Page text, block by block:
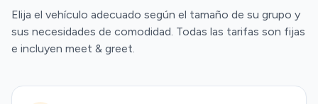
Elija el vehículo adecuado según el tamaño de su grupo y
sus necesidades de comodidad. Todas las tarifas son fijas
e incluyen meet & greet.